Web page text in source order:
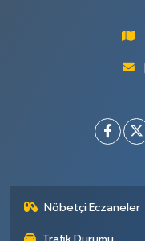
Nöbetçi Eczaneler